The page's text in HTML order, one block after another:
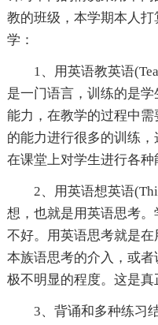
教的班级，本学期本人
学：
1、用英语教英语
是一门语言，训练的是
能力，在教学的过程中
的能力进行很多的训练，
在课堂上对学生进行各种
2、用英语想英语
想，也就是用英语思考
不好。用英语思考就是
本族语思考的介入，或
极不明显的程度。这是真
3、背诵和多种练习